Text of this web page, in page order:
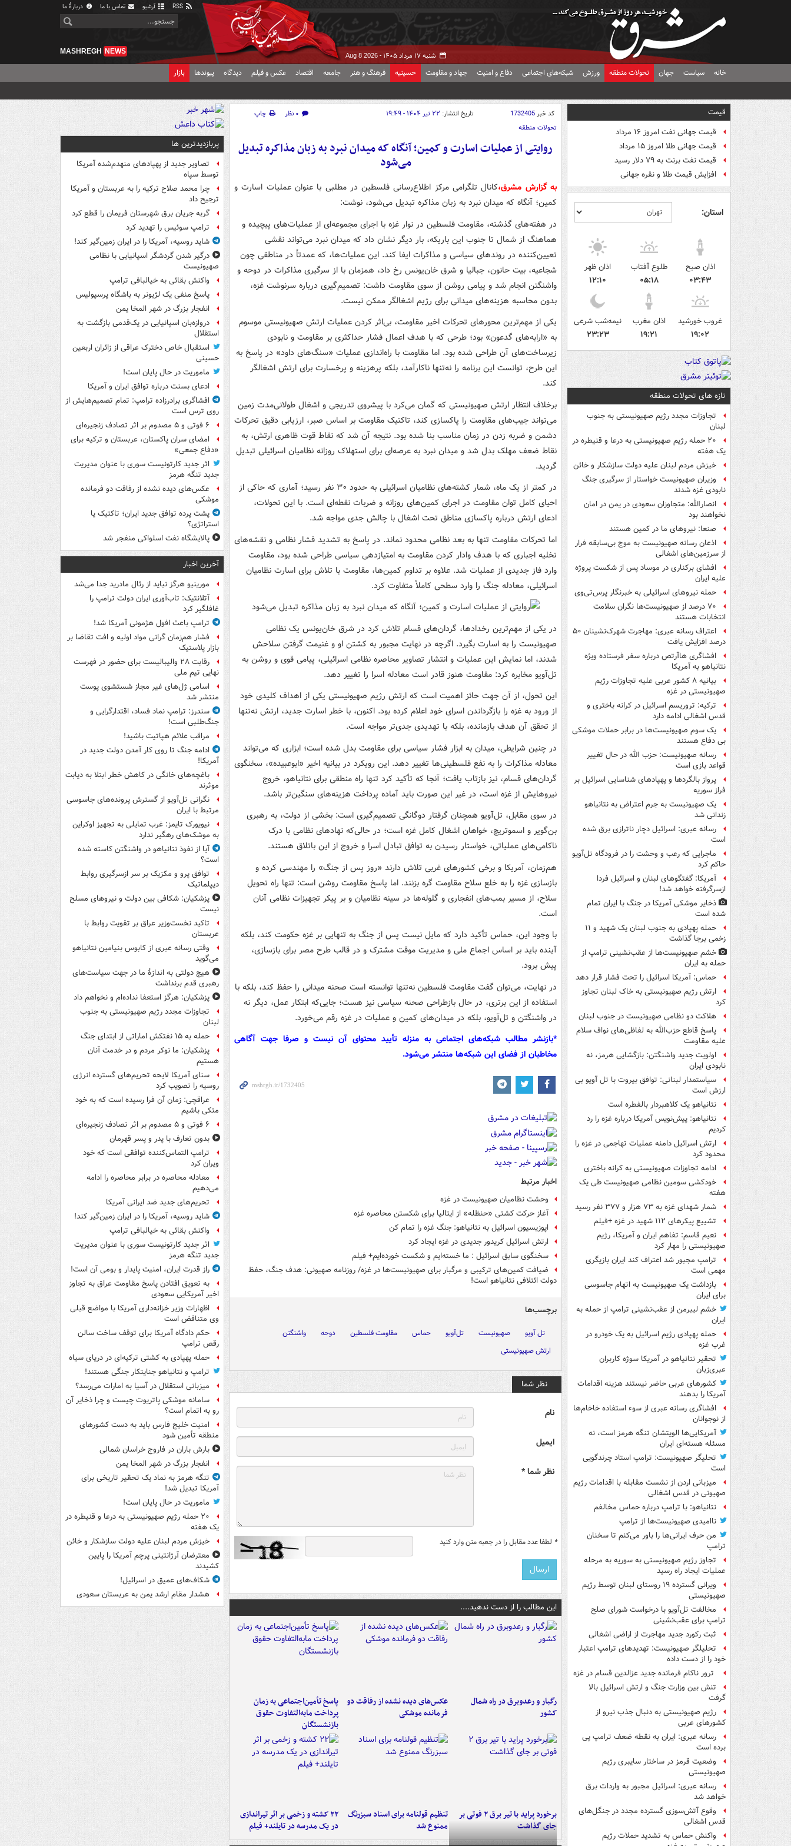
آرشیو تماس با ما دربارهٔ ما
شنبه ۱۷ مرداد ۱۴۰۵ - Aug 8 2026
MASHREGH NEWS
خانه سیاست جهان تحولات منطقه ورزش شبکه‌های اجتماعی دفاع و امنیت جهاد و مقاومت حسینیه فرهنگ و هنر جامعه اقتصاد عکس و فیلم دیدگاه پیوندها بازار
قیمت
قیمت جهانی نفت امروز ۱۶ مرداد
قیمت جهانی طلا امروز ۱۵ مرداد
قیمت نفت برنت به ۷۹ دلار رسید
افزایش قیمت طلا و نقره جهانی
استان:
اذان صبح
۰۳:۴۳
طلوع آفتاب
۰۵:۱۸
اذان ظهر
۱۲:۱۰
غروب خورشید
۱۹:۰۲
اذان مغرب
۱۹:۲۱
نیمه‌شب شرعی
۲۳:۲۳
تازه های تحولات منطقه
تجاوزات مجدد رژیم صهیونیستی به جنوب
لبنان
۲۰ حمله رژیم صهیونیستی به درعا و قنیطره در
یک هفته
خیزش مردم لبنان علیه دولت سازشکار و خائن
وزیران صهیونیست خواستار از سرگیری جنگ
نابودی غزه شدند
انصارالله: متجاوزان سعودی در یمن در امان
نخواهند بود
صنعا: نیروهای ما در کمین‌ هستند
اذعان رسانه صهیونیست به موج بی‌سابقه فرار
از سرزمین‌های اشغالی
افشای برکناری در موساد پس از شکست پروژه
علیه ایران
حمله نیروهای اسرائیلی به خبرنگار پرس‌تی‌وی
۷۰ درصد از صهیونیست‌ها نگران سلامت
انتخابات هستند
اعتراف رسانه عبری: مهاجرت شهرک‌نشینان ۵۰
درصد افزایش یافت
افشاگری هاآرتص درباره سفر فرستاده ویژه
نتانیاهو به آمریکا
بیانیه ۸ کشور عربی علیه تجاوزات رژیم
صهیونیستی در غزه
ترکیه: تروریسم اسرائیل در کرانه باختری و
قدس اشغالی ادامه دارد
یک‌ سوم صهیونیست‌ها در برابر حملات موشکی
بی دفاع هستند
رسانه صهیونیست: حزب الله در حال تغییر
قواعد بازی است
پرواز بالگردها و پهپادهای شناسایی اسرائیل بر
فراز سوریه
یک صهیونیست به جرم اعتراض به نتانیاهو
زندانی شد
رسانه عبری: اسرائیل دچار ناترازی برق شده
است
ماجرایی که رعب و وحشت را در فرودگاه تل‌آویو
حاکم کرد
آمریکا: گفتگوهای لبنان و اسرائیل فردا
ازسرگرفته خواهد شد!
ذخایر موشکی آمریکا در جنگ با ایران تمام
شده است
حمله پهپادی به جنوب لبنان یک شهید و ۱۱
زخمی برجا گذاشت
خشم صهیونیست‌ها از عقب‌نشینی ترامپ از
حمله به ایران
حماس: آمریکا اسرائیل را تحت فشار قرار دهد
ارتش رژیم صهیونیستی به خاک لبنان تجاوز
کرد
هلاکت دو نظامی صهیونیست در جنوب لبنان
پاسخ قاطع حزب‌الله به لفاظی‌های نواف سلام
علیه مقاومت
اولویت جدید واشنگتن: بازگشایی هرمز، نه
نابودی ایران
سیاستمدار لبنانی: توافق بیروت با تل آویو بی
ارزش است
نتانیاهو یک کلاهبردار بالفطره است
نتانیاهو: پیش‌نویس آمریکا درباره غزه را رد
کردیم
ارتش اسرائیل دامنه عملیات تهاجمی در غزه را
محدود کرد
ادامه تجاوزات صهیونیستی به کرانه باختری
خودکشی سومین نظامی صهیونیست طی یک
هفته
شمار شهدای غزه به ۷۳ هزار و ۳۷۷ نفر رسید
تشییع پیکرهای ۱۱۲ شهید در غزه +فیلم
نعیم قاسم: تفاهم ایران و آمریکا، رژیم
صهیونیستی را مهار کرد
ترامپ مجبور شد اعتراف کند ایران بازیگری
مهمی است
بازداشت یک صهیونیست به اتهام جاسوسی
برای ایران
خشم لیبرمن از عقب‌نشینی ترامپ از حمله به
ایران
حمله پهپادی رژیم اسرائیل به یک خودرو در
غرب غزه
تحقیر نتانیاهو در آمریکا سوژه کاربران
عبری‌زبان
کشورهای عربی حاضر نیستند هزینه اقدامات
آمریکا را بدهند
افشاگری رسانه عبری از سوء استفاده خاخام‌ها
از نوجوانان
آمریکایی‌ها الویتشان تنگه هرمز است، نه
مسئله هسته‌ای ایران
تحلیگر صهیونیست: ترامپ استاد چرندگویی
است
میزبانی اردن از نشست مقابله با اقدامات رژیم
صهیونی در قدس اشغالی
نتانیاهو: با ترامپ درباره حماس مخالفم
ناامیدی صهیونیست‌ها از ترامپ
من حرف ایرانی‌ها را باور می‌کنم تا سخنان
ترامپ
تجاوز رژیم صهیونیستی به سوریه به مرحله
عملیات ایجاد راه رسید
ویرانی گسترده ۱۹ روستای لبنان توسط رژیم
صهیونیستی
مخالفت تل‌آویو با درخواست شورای صلح
ترامپ برای عقب‌نشینی
ثبت رکورد جدید مهاجرت از اراضی اشغالی
تحلیلگر صهیونیست: تهدیدهای ترامپ اعتبار
خود را از دست داده
ترور ناکام فرمانده جدید عزالدین قسام در غزه
تنش بین وزارت جنگ و ارتش اسرائیل بالا
گرفت
رژیم صهیونیستی به دنبال جذب نیرو از
کشورهای عربی
رسانه عبری: ایران به نقطه ضعف ترامپ پی
برده است
وضعیت قرمز در ساختار سایبری رژیم
صهیونیستی
رسانه عبری: اسرائیل مجبور به واردات برق
خواهد شد
وقوع آتش‌سوزی گسترده مجدد در جنگل‌های
قدس اشغالی
واکنش حماس به تشدید حملات رژیم
کد خبر1732405 تاریخ انتشار: ۲۲ تیر ۱۴۰۴ - ۱۹:۴۹ ۰ نظر
چاپ
تحولات منطقه
روایتی از عملیات اسارت و کمین؛ آنگاه که میدان نبرد به زبان مذاکره تبدیل
می‌شود
به گزارش مشرق،کانال تلگرامی مرکز اطلاع‌رسانی فلسطین در مطلبی با عنوان عملیات اسارت و
کمین؛ آنگاه که میدان نبرد به زبان مذاکره تبدیل می‌شود، نوشت:
در هفته‌های گذشته، مقاومت فلسطین در نوار غزه با اجرای مجموعه‌ای از عملیات‌های پیچیده و
هماهنگ از شمال تا جنوب این باریکه، بار دیگر نشان داد که میدان نبرد می‌تواند نقشی
تعیین‌کننده در روندهای سیاسی و مذاکرات ایفا کند. این عملیات‌ها، که عمدتاً در مناطقی چون
شجاعیه، بیت‌ حانون، جبالیا و شرق خان‌یونس رخ داد، همزمان با از سرگیری مذاکرات در دوحه و
واشنگتن انجام شد و پیامی روشن از سوی مقاومت داشت: تصمیم‌گیری درباره سرنوشت غزه،
بدون محاسبه هزینه‌های میدانی برای رژیم اشغالگر ممکن نیست.
یکی از مهم‌ترین محورهای تحرکات اخیر مقاومت، بی‌اثر کردن عملیات ارتش صهیونیستی موسوم
به «ارابه‌های گدعون» بود؛ طرحی که با هدف اعمال فشار حداکثری بر مقاومت و نابودی
زیرساخت‌های آن طراحی شده بود. اما مقاومت با راه‌اندازی عملیات «سنگ‌های داود» در پاسخ به
این طرح، توانست این برنامه را نه‌تنها ناکارآمد، بلکه پرهزینه و پرخسارت برای ارتش اشغالگر
کند.
برخلاف انتظار ارتش صهیونیستی که گمان می‌کرد با پیشروی تدریجی و اشغال طولانی‌مدت زمین
می‌تواند جیب‌های مقاومت را پاکسازی کند، تاکتیک مقاومت بر اساس صبر، ارزیابی دقیق تحرکات
دشمن و ضربه زدن در زمان مناسب بنا شده بود. نتیجه آن شد که نقاط قوت ظاهری ارتش، به
نقاط ضعف مهلک بدل شد و میدان نبرد به عرصه‌ای برای استهلاک روزانه نظامیان اسرائیلی تبدیل
گردید.
در کمتر از یک ماه، شمار کشته‌های نظامیان اسرائیلی به حدود ۳۰ نفر رسید؛ آماری که حاکی از
احیای کامل توان مقاومت در اجرای کمین‌های روزانه و ضربات نقطه‌ای است. با این تحولات،
ادعای ارتش درباره پاکسازی مناطق تحت اشغال با چالش جدی مواجه شد.
اما تحرکات مقاومت تنها به بعد نظامی محدود نماند. در پاسخ به تشدید فشار نظامی و نقشه‌های
تخلیه اجباری که با هدف وادار کردن مقاومت به امتیازدهی سیاسی طراحی شده بود، مقاومت
وارد فاز جدیدی از عملیات شد. علاوه بر تداوم کمین‌ها، مقاومت با تلاش برای اسارت نظامیان
اسرائیلی، معادله جنگ را وارد سطحی کاملاً متفاوت کرد.
در یکی از مهم‌ترین رخدادها، گردان‌های قسام تلاش کرد در شرق خان‌یونس یک نظامی
صهیونیست را به اسارت بگیرد. اگرچه در نهایت مجبور به کشتن او و غنیمت گرفتن سلاحش
شدند، اما نمایش این عملیات و انتشار تصاویر محاصره نظامی اسرائیلی، پیامی قوی و روشن به
تل‌آویو مخابره کرد: مقاومت هنوز قادر است معادله اسرا را تغییر دهد.
این تحول، از آن جهت حائز اهمیت است که ارتش رژیم صهیونیستی یکی از اهداف کلیدی خود
از ورود به غزه را بازگرداندن اسرای خود اعلام کرده بود. اکنون، با خطر اسارت جدید، ارتش نه‌تنها
از تحقق آن هدف بازمانده، بلکه با تهدیدی جدی‌تر مواجه است.
در چنین شرایطی، میدان به ابزار فشار سیاسی برای مقاومت بدل شده است؛ ابزاری که می‌تواند
معادله مذاکرات را به نفع فلسطینی‌ها تغییر دهد. این رویکرد در بیانیه اخیر «ابوعبیده»، سخنگوی
گردان‌های قسام، نیز بازتاب یافت؛ آنجا که تأکید کرد تنها راه منطقی برای نتانیاهو، خروج
نیروهایش از غزه است، در غیر این صورت باید آماده پرداخت هزینه‌های سنگین‌تر باشد.
در سوی مقابل، تل‌آویو همچنان گرفتار دوگانگی تصمیم‌گیری است: بخشی از دولت، به رهبری
بن‌گویر و اسموتریچ، خواهان اشغال کامل غزه است؛ در حالی‌که نهادهای نظامی با درک
ناکامی‌های عملیاتی، خواستار رسیدن به توافق تبادل اسرا و خروج از این باتلاق‌ هستند.
هم‌زمان، آمریکا و برخی کشورهای غربی تلاش دارند «روز پس از جنگ» را مهندسی کرده و
بازسازی غزه را به خلع سلاح مقاومت گره بزنند. اما پاسخ مقاومت روشن است: تنها راه تحویل
سلاح، از مسیر بمب‌های انفجاری و گلوله‌ها در سینه نظامیان و بر پیکر تجهیزات نظامی آنان
است.
با وجود این، حماس تأکید دارد که مایل نیست پس از جنگ به تنهایی بر غزه حکومت کند، بلکه
آینده باید بر اساس اجماع ملی و مدیریت موقت مشترک و در قالب طرح مصر برای بازسازی،
پیش برود.
در نهایت، می‌توان گفت مقاومت فلسطین نه‌تنها توانسته است صحنه میدانی را حفظ کند، بلکه با
استفاده از این برتری، در حال بازطراحی صحنه سیاسی نیز هست؛ جایی‌که ابتکار عمل، دیگر نه
در واشنگتن و تل‌آویو، بلکه در میدان‌های کمین و عملیات در غزه رقم می‌خورد.
*بازنشر مطالب شبکه‌های اجتماعی به منزله تأیید محتوای آن نیست و صرفا جهت آگاهی
مخاطبان از فضای این شبکه‌ها منتشر می‌شود.
اخبار مرتبط
وحشت نظامیان صهیونیست در غزه
آغاز حرکت کشتی «حنظله» از ایتالیا برای شکستن محاصره غزه
اپوزیسیون اسرائیل به نتانیاهو: جنگ غزه را تمام کن
ارتش اسرائیل کریدور جدیدی در غزه ایجاد کرد
سخنگوی سابق اسرائیل : ما خسته‌ایم و شکست خورده‌ایم+ فیلم
ضیافت کمین‌های ترکیبی و مرگبار برای صهیونیست‌ها در غزه/ روزنامه صهیونی: هدف جنگ، حفظ
دولت ائتلافی نتانیاهو است!
برچسب‌ها
تل آویو صهیونیست تل‌آویو حماس مقاومت فلسطین دوحه
واشنگتن
ارتش صهیونیستی
نظر شما
نام
ایمیل
نظر شما *
* لطفا عدد مقابل را در جعبه متن وارد کنید
این مطالب را از دست ندهید....
رگبار و رعدوبرق در راه شمال
کشور
عکس‌های دیده نشده از رفاقت دو
فرمانده‌ موشکی
پاسخ تأمین‌اجتماعی به زمان
پرداخت مابه‌التفاوت حقوق
بازنشستگان
برخورد پراید با تیر برق ۲ فوتی بر
جای گذاشت
تنظیم قولنامه برای اسناد سبزرنگ
ممنوع شد
۲۲ کشته و زخمی بر اثر تیراندازی
در یک مدرسه در تایلند+ فیلم
پربازدیدترین ها
تصاویر جدید از پهپادهای منهدم‌شده آمریکا
توسط سپاه
چرا محمد صلاح ترکیه را به عربستان و آمریکا
ترجیح داد
گربه جریان برق شهرستان فریمان را قطع کرد
ترامپ سوئیس را تهدید کرد
شاید روسیه، آمریکا را در ایران زمین‌گیر کند!
درگیر شدن گردشگر اسپانیایی با نظامی
صهیونیست
واکنش بقائی به خیالبافی ترامپ
پاسخ منفی یک لژیونر به باشگاه پرسپولیس
انفجار بزرگ در شهر المخا یمن
دروازه‌بان اسپانیایی در یک‌قدمی بازگشت به
استقلال
استقبال خاص دخترک عراقی از زائران اربعین
حسینی
ماموریت در حال پایان است!
ادعای بسنت درباره توافق ایران و آمریکا
افشاگری برادرزاده ترامپ: تمام تصمیم‌هایش از
روی ترس است
۶ فوتی و ۵ مصدوم بر اثر تصادف زنجیره‌ای
امضای سران پاکستان، عربستان و ترکیه برای
«دفاع جمعی»
اثر جدید کارتونیست سوری با عنوان مدیریت
جدید تنگه هرمز
عکس‌های دیده نشده از رفاقت دو فرمانده‌
موشکی
پشت پرده توافق جدید ایران؛ تاکتیک یا
استراتژی؟
پالایشگاه نفت اسلواکی منفجر شد
آخرین اخبار
مورینیو هرگز نباید از رئال مادرید جدا می‌شد
آتلانتیک: تاب‌آوری ایران دولت ترامپ را
غافلگیر کرد
ترامپ باعث افول هژمونی آمریکا شد!
فشار هم‌زمان گرانی مواد اولیه و افت تقاضا بر
بازار پلاستیک
رقابت ۲۸ والیبالیست برای حضور در فهرست
نهایی تیم ملی
اسامی ژل‌های غیر مجاز شستشوی پوست
منتشر شد
سندرز: ترامپ نماد فساد، اقتدارگرایی و
جنگ‌طلبی است!
مراقب علائم هپاتیت باشید!
ادامه جنگ تا روی کار آمدن دولت جدید در
آمریکا!
باغچه‌های خانگی در کاهش خطر ابتلا به دیابت
موثرند
نگرانی تل‌آویو از گسترش پرونده‌های جاسوسی
مرتبط با ایران
نیویورک تایمز: غرب تمایلی به تجهیز اوکراین
به موشک‌های رهگیر ندارد
آیا از نفوذ نتانیاهو در واشنگتن کاسته شده
است؟
توافق پرو و مکزیک بر سر ازسرگیری روابط
دیپلماتیک
پزشکیان: شکافی بین دولت و نیروهای مسلح
نیست
تاکید نخست‌وزیر عراق بر تقویت روابط با
عربستان
وقتی رسانه عبری از کابوس بنیامین نتانیاهو
می‌گوید
هیچ دولتی به اندازۀ ما در جهت سیاست‌های
رهبری قدم برنداشت
پزشکیان: هرگز استعفا نداده‌ام و نخواهم داد
تجاوزات مجدد رژیم صهیونیستی به جنوب
لبنان
حمله به ۱۵ نفتکش‌ اماراتی از ابتدای جنگ
پزشکیان: ما نوکر مردم و در خدمت آنان
هستیم
سنای آمریکا لایحه تحریم‌های گسترده انرژی
روسیه را تصویب کرد
عراقچی: زمان آن فرا رسیده است که به خود
متکی باشیم
۶ فوتی و ۵ مصدوم بر اثر تصادف زنجیره‌ای
بدون تعارف با پدر و پسر قهرمان
ترامپ التماس‌کننده توافقی است که خود
ویران کرد
معادله محاصره در برابر محاصره را ادامه
می‌دهیم
تحریم‌های جدید ضد ایرانی آمریکا
شاید روسیه، آمریکا را در ایران زمین‌گیر کند!
واکنش بقائی به خیالبافی ترامپ
اثر جدید کارتونیست سوری با عنوان مدیریت
جدید تنگه هرمز
راز قدرت ایران، امنیت پایدار و بومی آن است!
به تعویق افتادن پاسخ مقاومت عراق به تجاوز
اخیر آمریکایی سعودی
اظهارات وزیر خزانه‌داری آمریکا با مواضع قبلی
وی متناقض است
حکم دادگاه آمریکا برای توقف ساخت سالن
رقص ترامپ
حمله پهپادی به کشتی ترکیه‌ای در دریای سیاه
ترامپ و نتانیاهو جنایتکار جنگی هستند!
میزبانی استقلال در آسیا به امارات می‌رسد؟
سامانه موشکی پاتریوت چیست و چرا ذخایر آن
رو به اتمام است؟
امنیت خلیج فارس باید به دست کشورهای
منطقه تأمین شود
بارش باران در فاروج خراسان شمالی
انفجار بزرگ در شهر المخا یمن
تنگه هرمز به نماد یک تحقیر تاریخی برای
آمریکا تبدیل شد!
ماموریت در حال پایان است!
۲۰ حمله رژیم صهیونیستی به درعا و قنیطره در
یک هفته
خیزش مردم لبنان علیه دولت سازشکار و خائن
معترضان آرژانتینی پرچم آمریکا را پایین
کشیدند
شکاف‌های عمیق در اسرائیل!
هشدار مقام ارشد یمن به عربستان سعودی